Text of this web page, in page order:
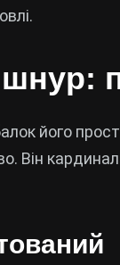
його
Він